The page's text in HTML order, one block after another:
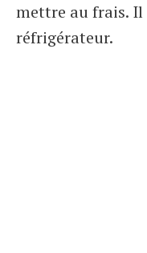
mettre au frais. Il
réfrigérateur.